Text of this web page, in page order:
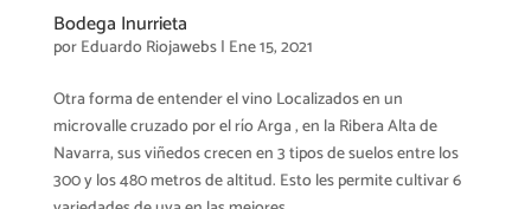
Bodega Inurrieta
porEduardo Riojawebs| Ene 15, 2021
Otra forma de entender el vino Localizados en un
microvalle cruzado por el río Arga , en la Ribera Alta de
Navarra, sus viñedos crecen en 3 tipos de suelos entre los
300 y los 480 metros de altitud. Esto les permite cultivar 6